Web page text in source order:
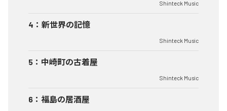
Shinteck Music
4 ： 新世界の記憶
Shinteck Music
5 ： 中崎町の古着屋
Shinteck Music
6 ： 福島の居酒屋